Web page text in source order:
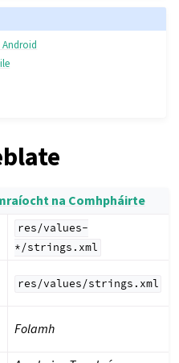
na Comhpháirte
res/values-
*/strings.xml
res/values/strings.xml
Folamh